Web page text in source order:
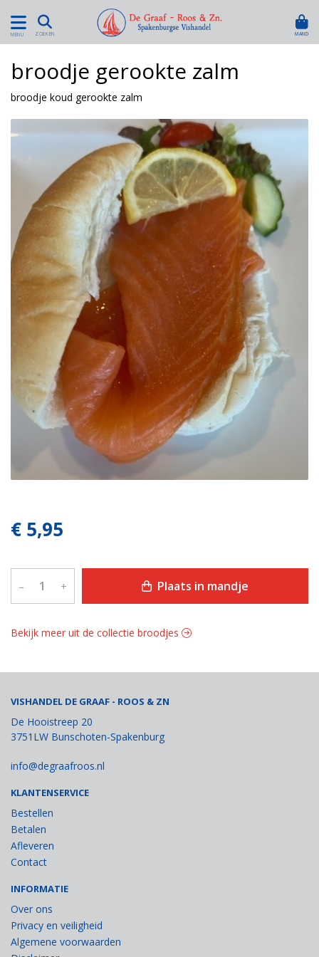
MENU ZOEKEN MAND
broodje gerookte zalm
broodje koud gerookte zalm
€ 5,95
– + Plaats in mandje
Bekijk meer uit de collectie broodjes
VISHANDEL DE GRAAF - ROOS & ZN
De Hooistreep 20
3751LW Bunschoten-Spakenburg
info@degraafroos.nl
KLANTENSERVICE
Bestellen
Betalen
Afleveren
Contact
INFORMATIE
Over ons
Privacy en veiligheid
Algemene voorwaarden